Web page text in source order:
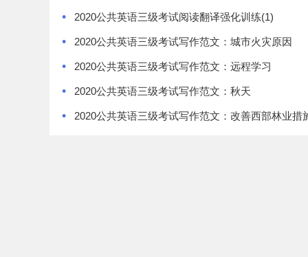
• 2020公共英语三级考试阅读翻译强化训练(1)
• 2020公共英语三级考试写作范文：城市火灾原因
• 2020公共英语三级考试写作范文：远程学习
• 2020公共英语三级考试写作范文：秋天
• 2020公共英语三级考试写作范文：改善西部林业措